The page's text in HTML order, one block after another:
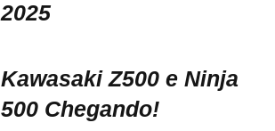
2025
Kawasaki Z500 e Ninja
500 Chegando!